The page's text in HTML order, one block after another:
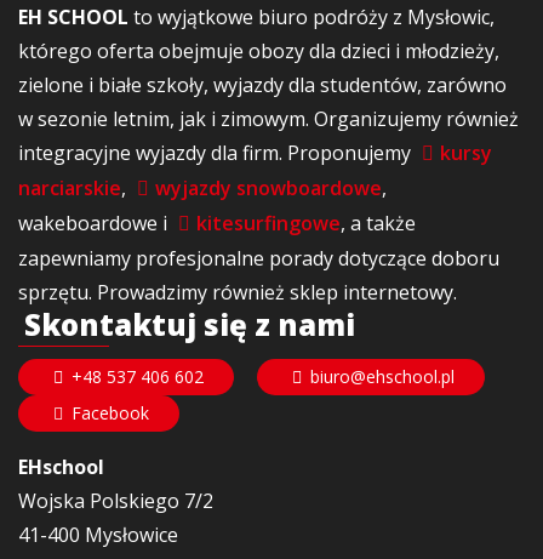
EH SCHOOL to wyjątkowe biuro podróży z Mysłowic,
którego oferta obejmuje obozy dla dzieci i młodzieży,
zielone i białe szkoły, wyjazdy dla studentów, zarówno
w sezonie letnim, jak i zimowym. Organizujemy również
integracyjne wyjazdy dla firm. Proponujemy
kursy
narciarskie, wyjazdy snowboardowe,
wakeboardowe i
kitesurfingowe, a także
zapewniamy profesjonalne porady dotyczące doboru
sprzętu. Prowadzimy również sklep internetowy.
Skontaktuj się z nami
+48 537 406 602
biuro@ehschool.pl
Facebook
EHschool
Wojska Polskiego 7/2
41-400 Mysłowice